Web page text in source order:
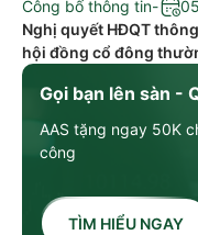
Gọi bạn lên sàn -
AAS tặng ngay 50K
công
TÌM HIỂU NGAY
Công bố thông tin-
Nghị quyết HĐQT
hội đồng cổ đông